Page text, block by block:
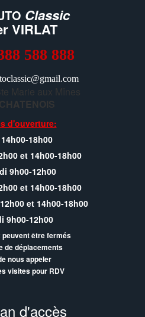
Classic
VIRLAT
588 888
Marie aux Mînes
d'ouverture:
18h00
et 14h00-18h00
9h00-12h00
et 14h00-18h00
et 14h00-18h00
9h00-12h00
peuvent être fermés
de déplacements
nous appeler
visites pour RDV
d'accès